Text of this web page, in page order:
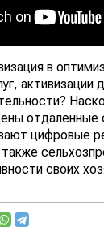
в
активизации
отдаленные
цифровые
своих